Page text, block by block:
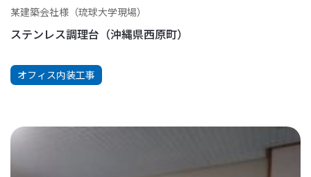
某建築会社様（琉球大学現場）
ステンレス調理台（沖縄県西原町）
オフィス内装工事